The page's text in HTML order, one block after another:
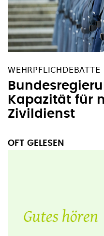
WEHRPFLICHDEBATTE
Kapazität für
Zivildienst
OFT GELESEN